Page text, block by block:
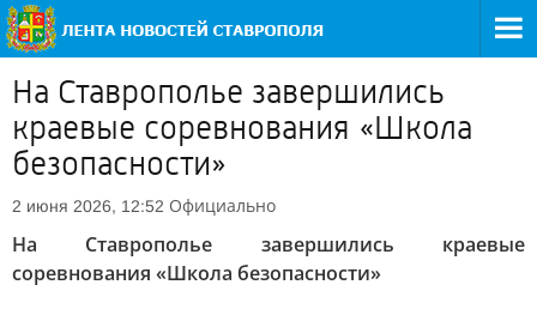
На Ставрополье завершились
краевые соревнования «Школа
безопасности»
2 июня 2026, 12:52 Официально
На Ставрополье завершились краевые
соревнования «Школа безопасности»